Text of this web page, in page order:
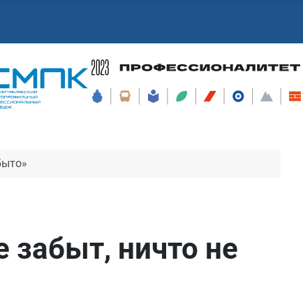
ничто не